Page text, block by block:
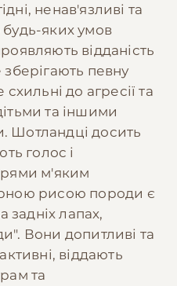
ненав'язливі та
яких умов
відданість
певну
до агресії та
та іншими
Шотландці досить
голос і
м'яким
рисою породи є
задніх лапах,
Вони допитливі та
віддають
та